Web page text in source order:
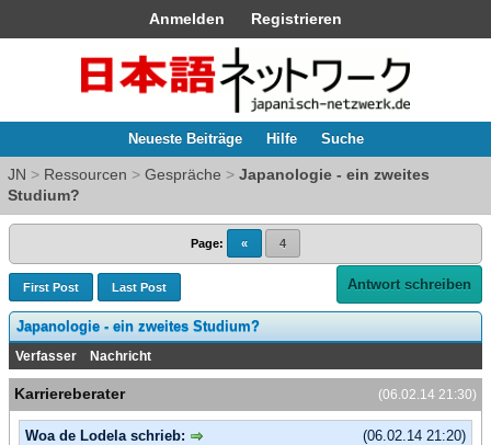
Anmelden Registrieren
Neueste Beiträge Hilfe Suche
JN > Ressourcen > Gespräche > Japanologie - ein zweites
Studium?
Page: « 4
First Post Last Post Antwort schreiben
Japanologie - ein zweites Studium?
Verfasser Nachricht
(06.02.14 21:30)
Karriereberater
(06.02.14 21:20)
Woa de Lodela schrieb: